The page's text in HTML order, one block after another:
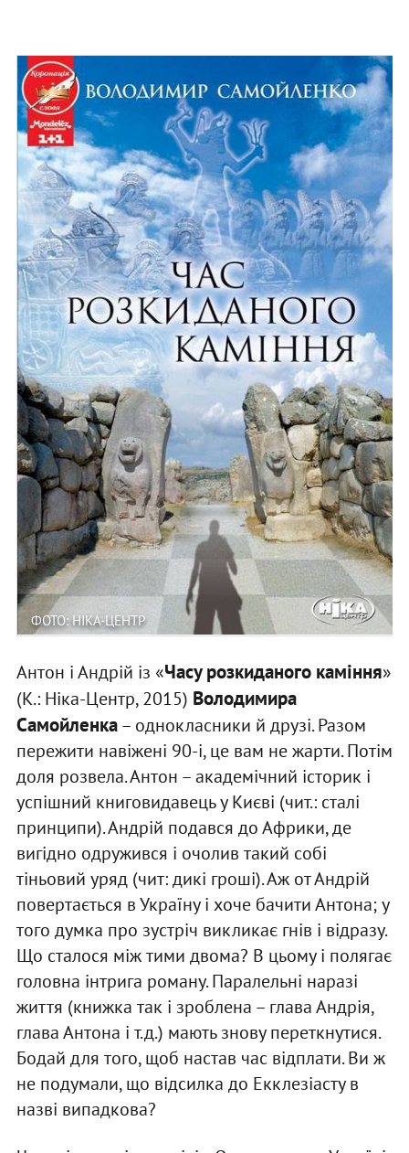
ФОТО: НІКА-ЦЕНТР
Антон і Андрій із «Часу розкиданого каміння»
(К.: Ніка-Центр, 2015) Володимира
Самойленка– однокласники й друзі. Разом
пережити навіжені 90-і, це вам не жарти. Потім
доля розвела. Антон – академічний історик і
успішний книговидавець у Києві (чит.: сталі
принципи). Андрій подався до Африки, де
вигідно одружився і очолив такий собі
тіньовий уряд (чит: дикі гроші). Аж от Андрій
повертається в Україну і хоче бачити Антона; у
того думка про зустріч викликає гнів і відразу.
Що сталося між тими двома? В цьому і полягає
головна інтрига роману. Паралельні наразі
життя (книжка так і зроблена – глава Андрія,
глава Антона і т.д.) мають знову переткнутися.
Бодай для того, щоб настав час відплати. Ви ж
не подумали, що відсилка до Екклезіасту в
назві випадкова?